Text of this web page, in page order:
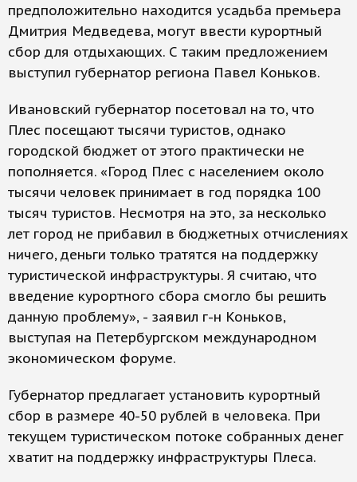
предположительно находится усадьба премьера
Дмитрия Медведева, могут ввести курортный
сбор для отдыхающих. С таким предложением
выступил губернатор региона Павел Коньков.
Ивановский губернатор посетовал на то, что
Плес посещают тысячи туристов, однако
городской бюджет от этого практически не
пополняется. «Город Плес с населением около
тысячи человек принимает в год порядка 100
тысяч туристов. Несмотря на это, за несколько
лет город не прибавил в бюджетных отчислениях
ничего, деньги только тратятся на поддержку
туристической инфраструктуры. Я считаю, что
введение курортного сбора смогло бы решить
данную проблему», - заявил г-н Коньков,
выступая на Петербургском международном
экономическом форуме.
Губернатор предлагает установить курортный
сбор в размере 40-50 рублей в человека. При
текущем туристическом потоке собранных денег
хватит на поддержку инфраструктуры Плеса.